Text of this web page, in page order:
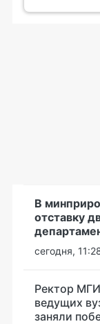
В
отставку
сегодня,
Ректор
ведущих
заняли